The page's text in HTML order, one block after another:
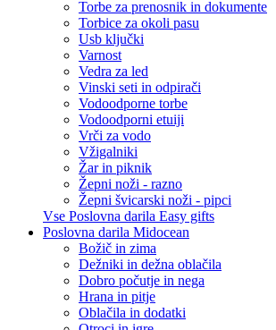
Torbe za prenosnik in dokumente
Torbice za okoli pasu
Usb ključki
Varnost
Vedra za led
Vinski seti in odpirači
Vodoodporne torbe
Vodoodporni etuiji
Vrči za vodo
Vžigalniki
Žar in piknik
Žepni noži - razno
Žepni švicarski noži - pipci
Vse Poslovna darila Easy gifts
Poslovna darila Midocean
Božič in zima
Dežniki in dežna oblačila
Dobro počutje in nega
Hrana in pitje
Oblačila in dodatki